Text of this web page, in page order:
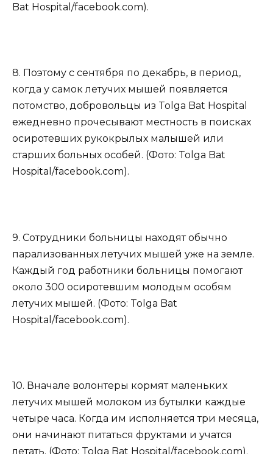
Bat Hospital/facebook.com).
8. Поэтому с сентября по декабрь, в период,
когда у самок летучих мышей появляется
потомство, добровольцы из Tolga Bat Hospital
ежедневно прочесывают местность в поисках
осиротевших рукокрылых малышей или
старших больных особей. (Фото: Tolga Bat
Hospital/facebook.com).
9. Сотрудники больницы находят обычно
парализованных летучих мышей уже на земле.
Каждый год работники больницы помогают
около 300 осиротевшим молодым особям
летучих мышей. (Фото: Tolga Bat
Hospital/facebook.com).
10. Вначале волонтеры кормят маленьких
летучих мышей молоком из бутылки каждые
четыре часа. Когда им исполняется три месяца,
они начинают питаться фруктами и учатся
летать. (Фото: Tolga Bat Hospital/facebook.com).